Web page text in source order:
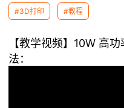
#3D打印 #教程
【教学视频】10W 高
法：